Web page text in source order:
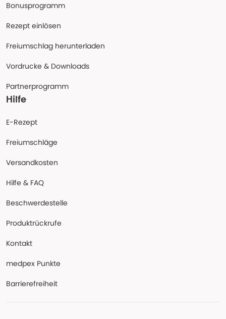
Bonusprogramm
Rezept einlösen
Freiumschlag herunterladen
Vordrucke & Downloads
Partnerprogramm
Hilfe
E-Rezept
Freiumschläge
Versandkosten
Hilfe & FAQ
Beschwerdestelle
Produktrückrufe
Kontakt
medpex Punkte
Barrierefreiheit